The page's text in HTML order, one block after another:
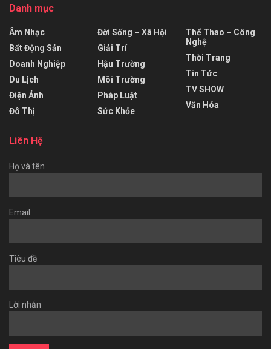
Danh mục
Âm Nhạc
Bất Động Sản
Doanh Nghiệp
Du Lịch
Điện Ảnh
Đô Thị
Đời Sống – Xã Hội
Giải Trí
Hậu Trường
Môi Trường
Pháp Luật
Sức Khỏe
Thể Thao – Công
Nghệ
Thời Trang
Tin Tức
TV SHOW
Văn Hóa
Liên Hệ
Họ và tên
Email
Tiêu đề
Lời nhắn